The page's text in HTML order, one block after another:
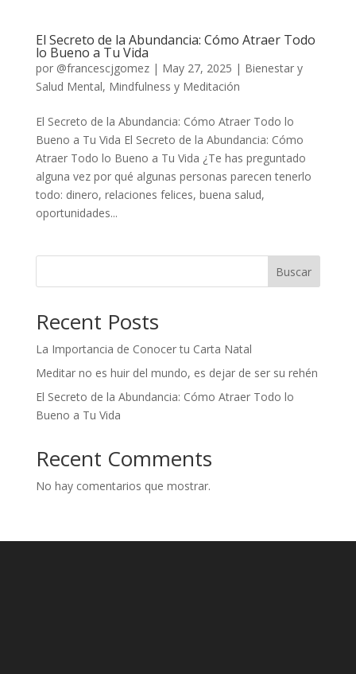
El Secreto de la Abundancia: Cómo Atraer Todo
lo Bueno a Tu Vida
por @francescjgomez| May 27, 2025 | Bienestar y
Salud Mental, Mindfulness y Meditación
El Secreto de la Abundancia: Cómo Atraer Todo lo
Bueno a Tu Vida El Secreto de la Abundancia: Cómo
Atraer Todo lo Bueno a Tu Vida ¿Te has preguntado
alguna vez por qué algunas personas parecen tenerlo
todo: dinero, relaciones felices, buena salud,
oportunidades...
Buscar
Recent Posts
La Importancia de Conocer tu Carta Natal
Meditar no es huir del mundo, es dejar de ser su rehén
El Secreto de la Abundancia: Cómo Atraer Todo lo
Bueno a Tu Vida
Recent Comments
No hay comentarios que mostrar.